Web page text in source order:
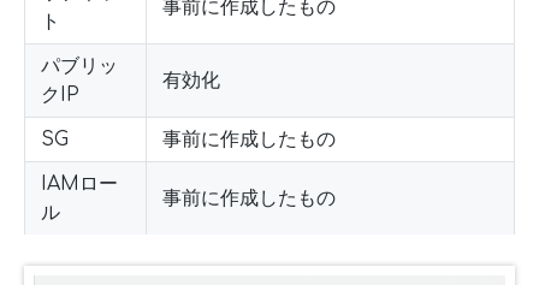
ト
事前に作成したもの
パブリッ
クIP
有効化
SG 事前に作成したもの
IAMロー
ル
事前に作成したもの